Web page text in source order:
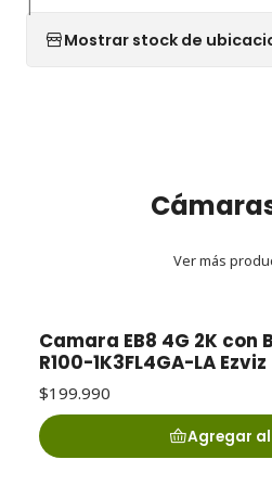
|
Mostrar stock de
Ver más
Camara EB8 4G 2K con
R100-1K3FL4GA-LA Ezviz
$199.990
Agregar